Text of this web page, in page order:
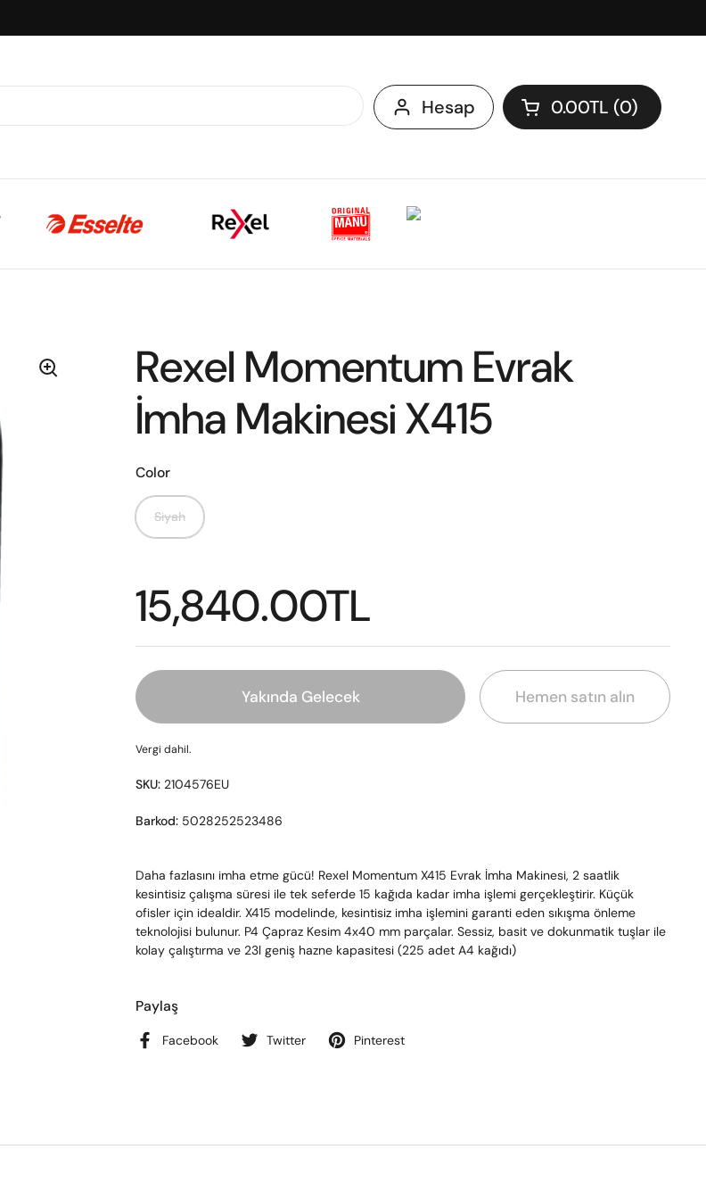
Hesap Sepeti aç
0.00TL 0
Rexel Momentum Evrak
İmha Makinesi X415
Color
Siyah
15,840.00TL
Yakında Gelecek Hemen satın alın
Vergi dahil.
SKU: 2104576EU
Barkod: 5028252523486
Daha fazlasını imha etme gücü! Rexel Momentum X415 Evrak İmha Makinesi, 2 saatlik
kesintisiz çalışma süresi ile tek seferde 15 kağıda kadar imha işlemi gerçekleştirir. Küçük
ofisler için idealdir. X415 modelinde, kesintisiz imha işlemini garanti eden sıkışma önleme
teknolojisi bulunur. P4 Çapraz Kesim 4x40 mm parçalar. Sessiz, basit ve dokunmatik tuşlar ile
kolay çalıştırma ve 23l geniş hazne kapasitesi (225 adet A4 kağıdı)
Paylaş
Facebook Twitter Pinterest